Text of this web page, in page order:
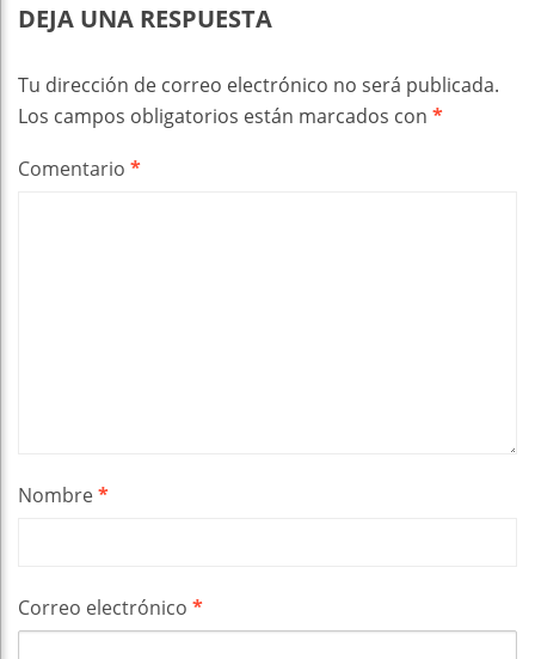
DEJA UNA RESPUESTA
Tu dirección de correo electrónico no será publicada.
Los campos obligatorios están marcados con *
Comentario *
Nombre*
Correo electrónico *